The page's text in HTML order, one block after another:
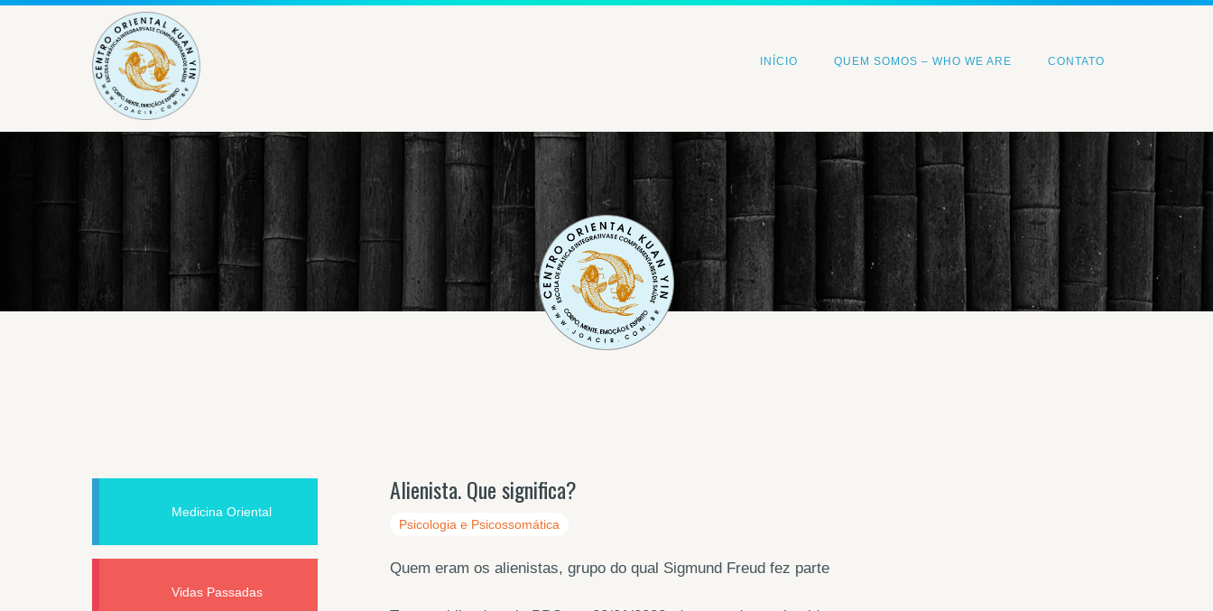
INÍCIO QUEM SOMOS – WHO WE ARE CONTATO
<
Alienista. Que significa?
Psicologia e Psicossomática
Quem eram os alienistas, grupo do qual Sigmund Freud fez parte
Medicina Oriental
Vidas Passadas